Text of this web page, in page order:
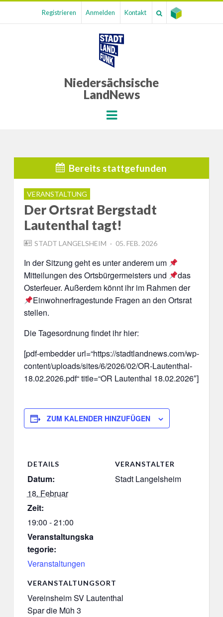
Registrieren Anmelden Kontakt
Niedersächsische
LandNews
Menu
Bereits stattgefunden
VERANSTALTUNG
Der Ortsrat Bergstadt
Lautenthal tagt!
STADT LANGELSHEIM
POSTED
05. FEB. 2026
In der Sitzung geht es unter anderem um
Mitteilungen des Ortsbürgermeisters und
das
Osterfeuer. Außerdem könnt ihr im Rahmen der
Einwohnerfragestunde Fragen an den Ortsrat
stellen.
Die Tagesordnung findet ihr hier:
[pdf-embedder url=“https://stadtlandnews.com/wp-
content/uploads/sites/6/2026/02/OR-Lautenthal-
18.02.2026.pdf“ title=“OR Lautenthal 18.02.2026″]
ZUM KALENDER HINZUFÜGEN
DETAILS
Datum:
18. Februar
Zeit:
19:00 - 21:00
Veranstaltungska
tegorie:
Veranstaltungen
VERANSTALTUNGSORT
Vereinsheim SV Lautenthal
Spar die Müh 3
VERANSTALTER
Stadt Langelsheim